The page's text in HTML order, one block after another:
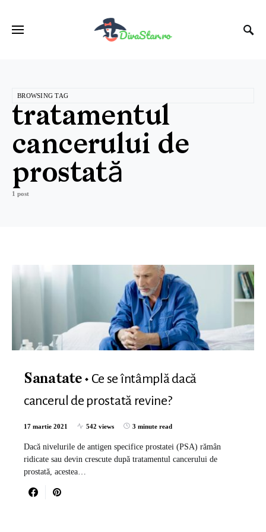
BROWSING TAG
tratamentul
cancerului de
prostată
1 post
Sanatate
Ce se întâmplă dacă
cancerul de prostată revine?
17 martie 2021 542 views 3 minute read
Dacă nivelurile de antigen specifice prostatei (PSA) rămân
ridicate sau devin crescute după tratamentul cancerului de
prostată, acestea…